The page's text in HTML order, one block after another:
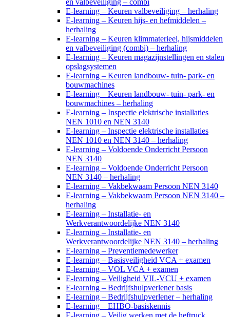
en valbeveiliging – combi
E-learning – Keuren valbeveiliging – herhaling
E-learning – Keuren hijs- en hefmiddelen –
herhaling
E-learning – Keuren klimmaterieel, hijsmiddelen
en valbeveiliging (combi) – herhaling
E-learning – Keuren magazijnstellingen en stalen
opslagsystemen
E-learning – Keuren landbouw- tuin- park- en
bouwmachines
E-learning – Keuren landbouw- tuin- park- en
bouwmachines – herhaling
E-learning – Inspectie elektrische installaties
NEN 1010 en NEN 3140
E-learning – Inspectie elektrische installaties
NEN 1010 en NEN 3140 – herhaling
E-learning – Voldoende Onderricht Persoon
NEN 3140
E-learning – Voldoende Onderricht Persoon
NEN 3140 – herhaling
E-learning – Vakbekwaam Persoon NEN 3140
E-learning – Vakbekwaam Persoon NEN 3140 –
herhaling
E-learning – Installatie- en
Werkverantwoordelijke NEN 3140
E-learning – Installatie- en
Werkverantwoordelijke NEN 3140 – herhaling
E-learning – Preventiemedewerker
E-learning – Basisveiligheid VCA + examen
E-learning – VOL VCA + examen
E-learning – Veiligheid VIL-VCU + examen
E-learning – Bedrijfshulpverlener basis
E-learning – Bedrijfshulpverlener – herhaling
E-learning – EHBO-basiskennis
E-learning – Veilig werken met de heftruck